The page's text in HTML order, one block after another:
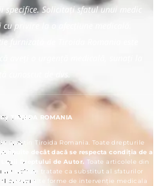
Solicitați sfatul unui medic
privire la o afecțiune medicală.
furnizată de Tiroida Romania este
aveți o urgență medicală, sunați la
TIROIDA ROMANIA
aparțin Tiroida Romania. Toate drepturile
decât dacă se respecta condiția de a
Legii Dreptului de Autor. Toate articolele din
trebuie tratate ca substitut al sfaturilor
orcarei alte forme de intervenție medicala